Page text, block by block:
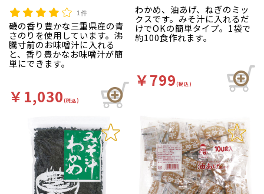
1件
磯の香り豊かな三重県産の青
さのりを使用しています。沸
騰寸前のお味噌汁に入れる
と、香り豊かなお味噌汁が簡
単にできます。
￥1,030(税込)
わかめ、油あげ、ねぎのミッ
クスです。みそ汁に入れるだ
けでOKの簡単タイプ。1袋で
約100食作れます。
￥799(税込)